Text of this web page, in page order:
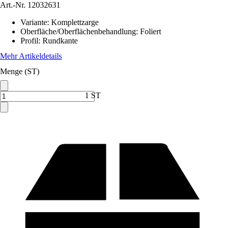
Art.-Nr. 12032631
Variante: Komplettzarge
Oberfläche/Oberflächenbehandlung: Foliert
Profil: Rundkante
Mehr Artikeldetails
Menge (ST)
1 ST